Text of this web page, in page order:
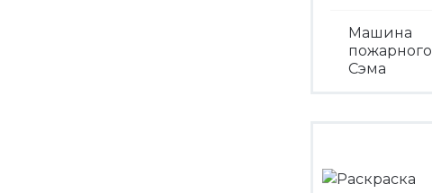
Машина
пожарного
Сэма